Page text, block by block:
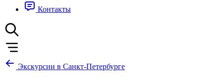
Контакты
Экскурсии в Санкт-Петербурге